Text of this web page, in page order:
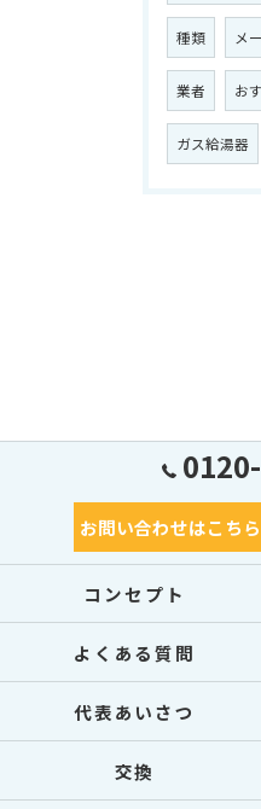
種類 メ
業者 お
ガス給湯器
お問い合わせはこちら
コンセプト
よくある質問
代表あいさつ
交換